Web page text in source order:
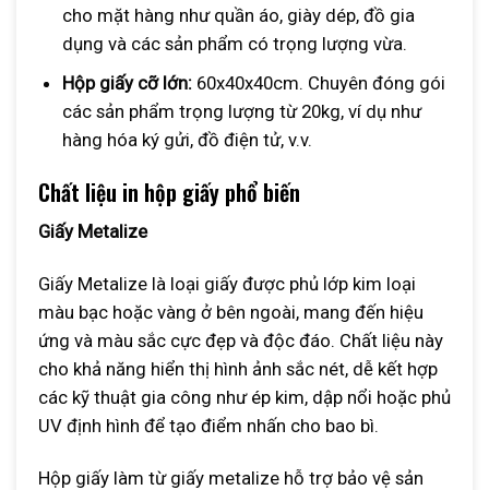
cho mặt hàng như quần áo, giày dép, đồ gia
dụng và các sản phẩm có trọng lượng vừa.
Hộp giấy cỡ lớn:60x40x40cm. Chuyên đóng gói
các sản phẩm trọng lượng từ 20kg, ví dụ như
hàng hóa ký gửi, đồ điện tử, v.v.
Chất liệu in hộp giấy phổ biến
Giấy Metalize
Giấy Metalize là loại giấy được phủ lớp kim loại
màu bạc hoặc vàng ở bên ngoài, mang đến hiệu
ứng và màu sắc cực đẹp và độc đáo. Chất liệu này
cho khả năng hiển thị hình ảnh sắc nét, dễ kết hợp
các kỹ thuật gia công như ép kim, dập nổi hoặc phủ
UV định hình để tạo điểm nhấn cho bao bì.
Hộp giấy làm từ giấy metalize hỗ trợ bảo vệ sản